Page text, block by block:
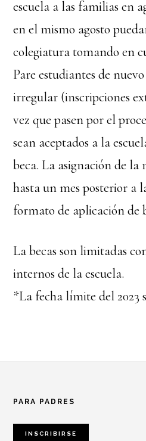
escuela a las familias en
en el mismo agosto
colegiatura tomando en
Pare estudiantes de
irregular (inscripciones
vez que pasen por el
sean aceptados a la
beca. La asignación de
hasta un mes posterior a
formato de aplicación de
La becas son limitadas
internos de la escuela.
*La fecha límite del 2023
PARA PADRES
INSCRIBIRSE